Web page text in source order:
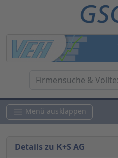
Menü ausklappen
Details zu K+S AG